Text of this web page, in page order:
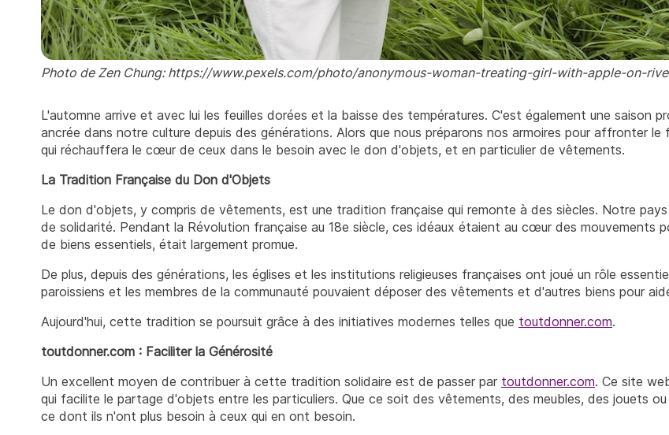
Photo de Zen Chung: https://www.pexels.com/photo/anonymous-woman-treating-girl-with-apple-on-
L'automne arrive et avec lui les feuilles dorées et la baisse des températures. C'est également une saison
ancrée dans notre culture depuis des générations. Alors que nous préparons nos armoires pour affronter
qui réchauffera le cœur de ceux dans le besoin avec le don d'objets, et en particulier de vêtements.
La Tradition Française du Don d'Objets
Le don d'objets, y compris de vêtements, est une tradition française qui remonte à des siècles. Notre
de solidarité. Pendant la Révolution française au 18e siècle, ces idéaux étaient au cœur des mouvements
de biens essentiels, était largement promue.
De plus, depuis des générations, les églises et les institutions religieuses françaises ont joué un rôle
paroissiens et les membres de la communauté pouvaient déposer des vêtements et d'autres biens pour
Aujourd'hui, cette tradition se poursuit grâce à des initiatives modernes telles que toutdonner.com.
toutdonner.com : Faciliter la Générosité
Un excellent moyen de contribuer à cette tradition solidaire est de passer par toutdonner.com. Ce site
qui facilite le partage d'objets entre les particuliers. Que ce soit des vêtements, des meubles, des jouets
ce dont ils n'ont plus besoin à ceux qui en ont besoin.